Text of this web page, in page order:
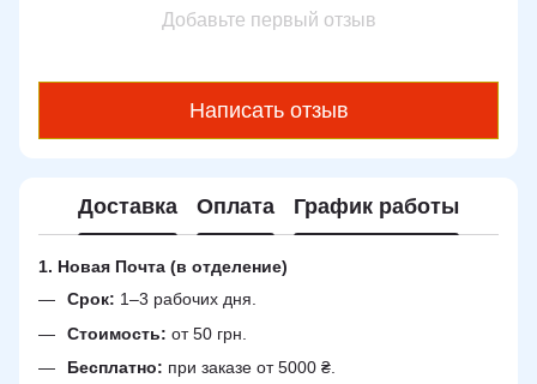
Добавьте первый отзыв
Написать отзыв
Доставка Оплата График работы
1. Новая Почта (в отделение)
Срок: 1–3 рабочих дня.
Стоимость: от 50 грн.
Бесплатно: при заказе от 5000 ₴.